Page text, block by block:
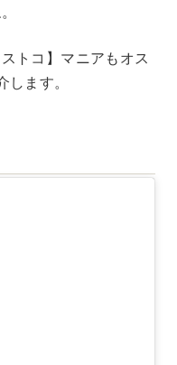
トコ】マニアもオス
ます。